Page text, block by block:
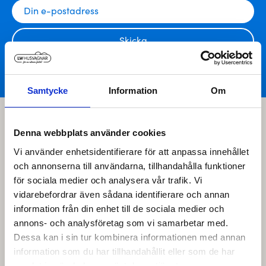
Samtycke Information Om
Denna webbplats använder cookies
Vi använder enhetsidentifierare för att anpassa innehållet
och annonserna till användarna, tillhandahålla funktioner
för sociala medier och analysera vår trafik. Vi
vidarebefordrar även sådana identifierare och annan
information från din enhet till de sociala medier och
annons- och analysföretag som vi samarbetar med.
Dessa kan i sin tur kombinera informationen med annan
information som du har tillhandahållit eller som de har
Skicka